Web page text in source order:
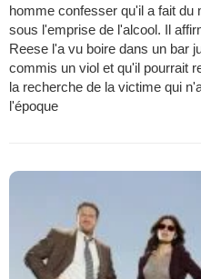
homme confesser qu'il a fait du
sous l'emprise de l'alcool. Il
Reese l'a vu boire dans un bar
commis un viol et qu'il pourrait
la recherche de la victime qui
l'époque